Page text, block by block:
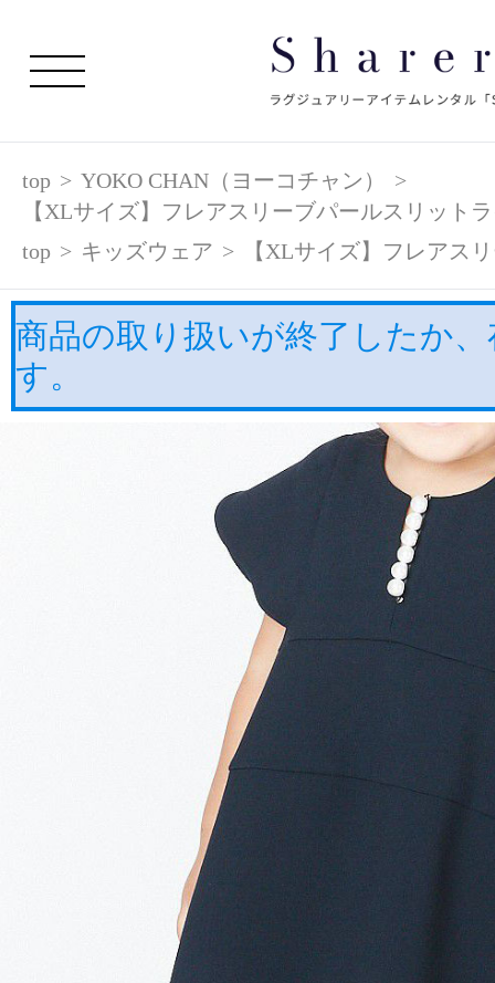
top > YOKO CHAN（ヨーコチャン）
>
【XLサイズ】フレアスリーブパールスリット
top > キッズウェア > 【XLサイズ】フレアス
商品の取り扱いが終了したか
す。